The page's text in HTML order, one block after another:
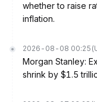
whether to raise
inflation.
2026-08-08 00:25
Morgan Stanley:
shrink by $1.5